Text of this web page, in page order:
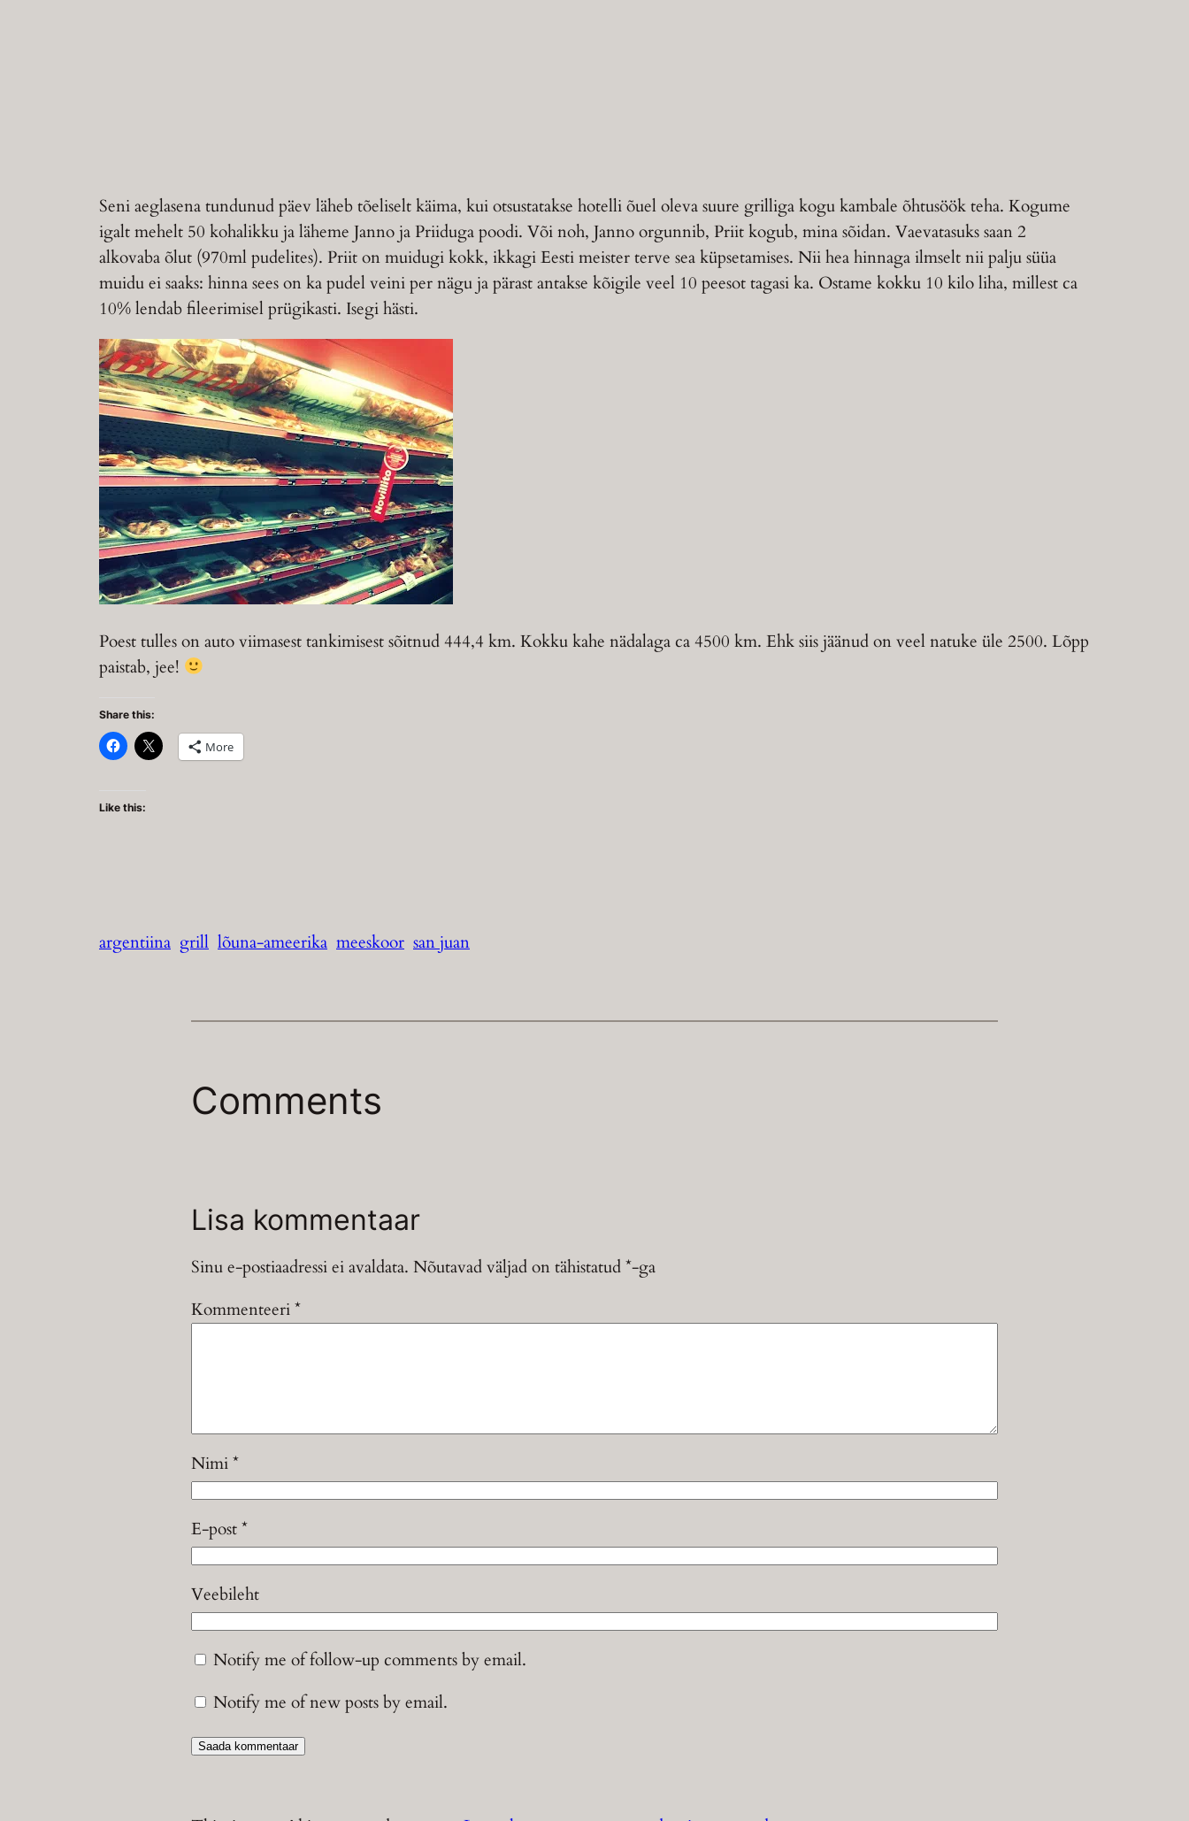
Seni aeglasena tundunud päev läheb tõeliselt käima, kui otsustatakse hotelli õuel oleva suure grilliga kogu kambale õhtusöök teha. Kogume
igalt mehelt 50 kohalikku ja läheme Janno ja Priiduga poodi. Või noh, Janno orgunnib, Priit kogub, mina sõidan. Vaevatasuks saan 2
alkovaba õlut (970ml pudelites). Priit on muidugi kokk, ikkagi Eesti meister terve sea küpsetamises. Nii hea hinnaga ilmselt nii palju süüa
muidu ei saaks: hinna sees on ka pudel veini per nägu ja pärast antakse kõigile veel 10 peesot tagasi ka. Ostame kokku 10 kilo liha, millest ca
10% lendab fileerimisel prügikasti. Isegi hästi.
Poest tulles on auto viimasest tankimisest sõitnud 444,4 km. Kokku kahe nädalaga ca 4500 km. Ehk siis jäänud on veel natuke üle 2500. Lõpp
paistab, jee!
Share this:
More
Like this:
argentiina grill lõuna-ameerika meeskoor san juan
Comments
Lisa kommentaar
Sinu e-postiaadressi ei avaldata. Nõutavad väljad on tähistatud*-ga
Kommenteeri*
Nimi*
E-post*
Veebileht
Notify me of follow-up comments by email.
Notify me of new posts by email.